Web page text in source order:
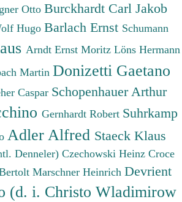
Otto Burckhardt Carl Jakob
Hugo Barlach Ernst Schumann
Arndt Ernst Moritz Löns Hermann
Martin Donizetti Gaetano
Caspar Schopenhauer Arthur
Gernhardt Robert Suhrkamp
Adler Alfred Staeck Klaus
Denneler) Czechowski Heinz Croce
Marschner Heinrich Devrient
(d. i. Christo Wladimirow